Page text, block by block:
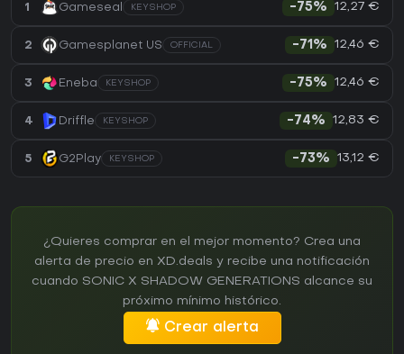
1 Gameseal KEYSHOP -75% 12,27 €
2 Gamesplanet US OFFICIAL -71% 12,46 €
3 Eneba KEYSHOP -75% 12,46 €
4 Driffle KEYSHOP -74% 12,83 €
5 G2Play KEYSHOP -73% 13,12 €
¿Quieres comprar en el mejor momento? Crea una
alerta de precio en XD.deals y recibe una notificación
cuando SONIC X SHADOW GENERATIONS alcance su
próximo mínimo histórico.
Crear alerta